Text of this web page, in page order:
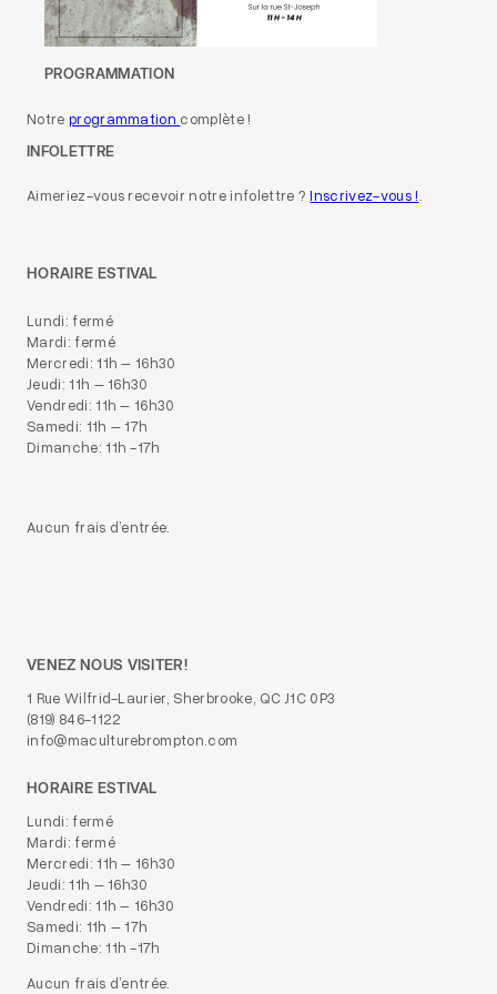
PROGRAMMATION
Notre programmation complète !
INFOLETTRE
Aimeriez-vous recevoir notre infolettre ?Inscrivez-vous !.
HORAIRE ESTIVAL
Lundi: fermé
Mardi: fermé
Mercredi: 11h – 16h30
Jeudi: 11h – 16h30
Vendredi: 11h – 16h30
Samedi: 11h – 17h
Dimanche: 11h -17h
Aucun frais d’entrée.
VENEZ NOUS VISITER!
1 Rue Wilfrid-Laurier, Sherbrooke, QC J1C 0P3
(819) 846-1122
info@maculturebrompton.com
HORAIRE ESTIVAL
Lundi: fermé
Mardi: fermé
Mercredi: 11h – 16h30
Jeudi: 11h – 16h30
Vendredi: 11h – 16h30
Samedi: 11h – 17h
Dimanche: 11h -17h
Aucun frais d’entrée.